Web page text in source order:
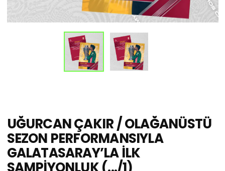
UĞURCAN ÇAKIR / OLAĞANÜSTÜ
SEZON PERFORMANSIYLA
GALATASARAY’LA İLK